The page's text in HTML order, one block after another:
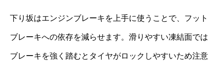
下り坂はエンジンブレーキを上手に使うことで、フット
ブレーキへの依存を減らせます。滑りやすい凍結面では
ブレーキを強く踏むとタイヤがロックしやすいため注意